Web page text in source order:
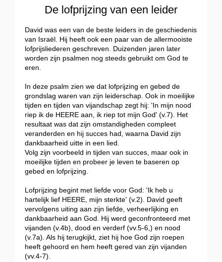
De lofprijzing van een leider
David was een van de beste leiders in de geschiedenis
van Israël. Hij heeft ook een paar van de allermooiste
lofprijsliederen geschreven. Duizenden jaren later
worden zijn psalmen nog steeds gebruikt om God te
eren.
In deze psalm zien we dat lofprijzing en gebed de
grondslag waren van zijn leiderschap. Ook in moeilijke
tijden en tijden van vijandschap zegt hij: 'In mijn nood
riep ik de HEERE aan, ik riep tot mijn God' (v.7). Het
resultaat was dat zijn omstandigheden compleet
veranderden en hij succes had, waarna David zijn
dankbaarheid uitte in een lied.
Volg zijn voorbeeld in tijden van succes, maar ook in
moeilijke tijden en probeer je leven te baseren op
gebed en lofprijzing.
Lofprijzing begint met liefde voor God: 'Ik heb u
hartelijk lief HEERE, mijn sterkte' (v.2). David geeft
vervolgens uiting aan zijn liefde, verheerlijking en
dankbaarheid aan God. Hij werd geconfronteerd met
vijanden (v.4b), dood en verderf (vv.5-6,) en nood
(v.7a). Als hij terugkijkt, ziet hij hoe God zijn roepen
heeft gehoord en hem heeft gered van zijn vijanden
(vv.4-7).